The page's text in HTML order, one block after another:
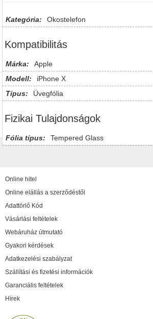
Kategória: Okostelefon
Kompatibilitás
Márka:
Apple
Modell:
iPhone X
Típus:
Üvegfólia
Fizikai Tulajdonságok
Fólia típus: Tempered Glass
Online hitel
Online elállás a szerződéstől
Adattörlő Kód
Vásárlási feltételek
Webáruház útmutató
Gyakori kérdések
Adatkezelési szabályzat
Szállítási és fizetési információk
Garanciális feltételek
Hírek